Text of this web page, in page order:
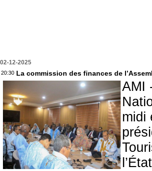
02-12-2025
20:30 La commission des finances de
AMI
midi